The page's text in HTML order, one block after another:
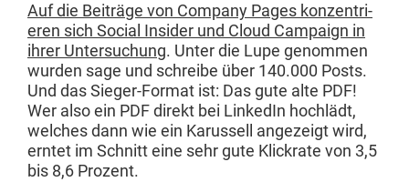
Auf die Beiträge von Com­pa­ny Pages konzen­tri­
eren sich Social Insid­er und Cloud Cam­paign in
ihrer Unter­suchung. Unter die Lupe genom­men
wur­den sage und schreibe über 140.000 Posts.
Und das Sieger-For­mat ist: Das gute alte PDF!
Wer also ein PDF direkt bei LinkedIn hochlädt,
welch­es dann wie ein Karus­sell angezeigt wird,
ern­tet im Schnitt eine sehr gute Klick­rate von 3,5
bis 8,6 Prozent.